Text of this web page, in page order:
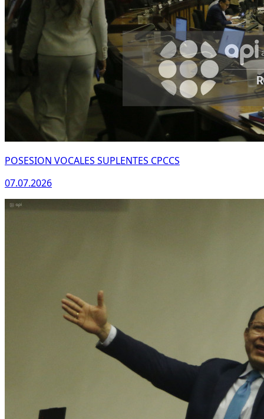
POSESION VOCALES SUPLENTES CPCCS
07.07.2026